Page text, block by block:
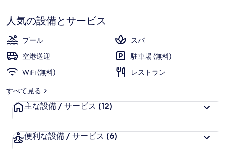
リ
ー
す
人気の設備とサービス
プール
スパ
空港送迎
駐車場 (無料)
WiFi (無料)
レストラン
すべて見る
主な設備 / サービス (12)
便利な設備 / サービス (6)